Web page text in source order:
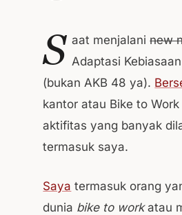
S aat menjalaninew
Adaptasi
(bukan AKB 48 ya).
kantor atau Bike to
aktifitas yang banyak
termasuk saya.
Saya termasuk orang
dunia bike to workatau